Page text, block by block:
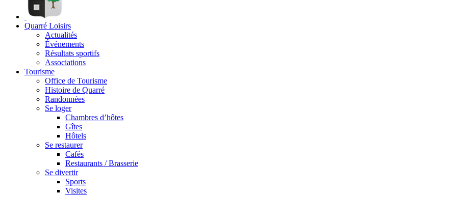
Quarré Loisirs
Actualités
Événements
Résultats sportifs
Associations
Tourisme
Office de Tourisme
Histoire de Quarré
Randonnées
Se loger
Chambres d’hôtes
Gîtes
Hôtels
Se restaurer
Cafés
Restaurants / Brasserie
Se divertir
Sports
Visites